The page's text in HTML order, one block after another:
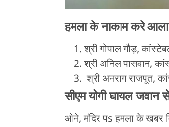
हमला के नाकाम करे आला
श्री गोपाल गौड़,
श्री अनिल पासवान,
श्री अनराग राजपूत,
सीएम योगी घायल जवान
ओने, मंदिर पs हमला के खबर